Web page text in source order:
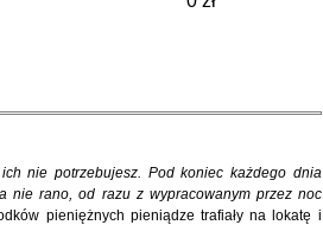
nie potrzebujesz. Pod koniec każdego dnia
nie rano, od razu z wypracowanym przez noc
pieniężnych pieniądze trafiały na lokatę i